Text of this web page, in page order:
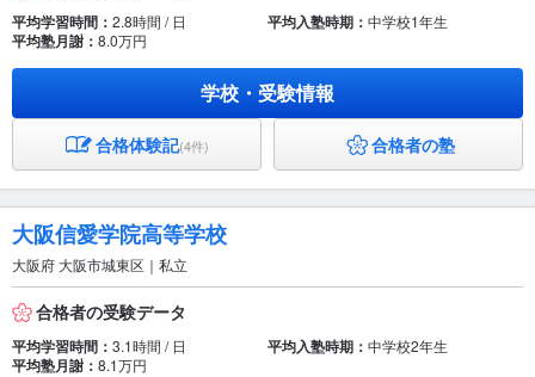
平均学習時間： 2.8時間 / 日 平均入塾時期： 中学校1年生
平均塾月謝： 8.0万円
学校・受験情報
合格体験記(4件) 合格者の塾
大阪信愛学院高等学校
大阪府 大阪市城東区｜私立
合格者の受験データ
平均学習時間： 3.1時間 / 日 平均入塾時期： 中学校2年生
平均塾月謝： 8.1万円